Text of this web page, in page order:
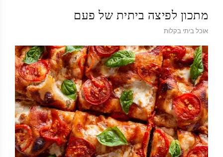
מתכון לפיצה ביתית של פעם
אוכל ביתי בקלות